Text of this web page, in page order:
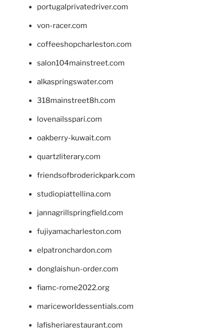
portugalprivatedriver.com
von-racer.com
coffeeshopcharleston.com
salon104mainstreet.com
alkaspringswater.com
318mainstreet8h.com
lovenailsspari.com
oakberry-kuwait.com
quartzliterary.com
friendsofbroderickpark.com
studiopiattellina.com
jannagrillspringfield.com
fujiyamacharleston.com
elpatronchardon.com
donglaishun-order.com
fiamc-rome2022.org
mariceworldessentials.com
lafisheriarestaurant.com